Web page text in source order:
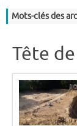
Mots-clés des
Tête